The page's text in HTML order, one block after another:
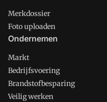
Merkdossier
Foto uploaden
Ondernemen
Markt
Bedrijfsvoering
Brandstofbesparing
Veilig werken